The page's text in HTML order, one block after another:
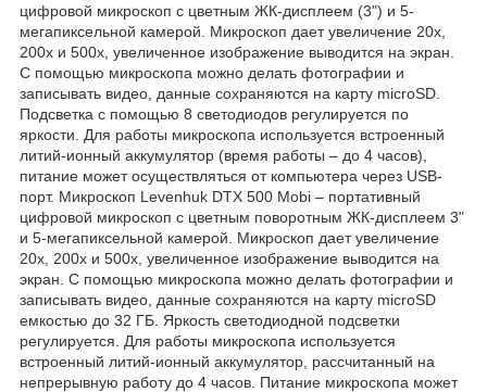
цифровой микроскоп с цветным ЖК-дисплеем (3") и 5-
мегапиксельной камерой. Микроскоп дает увеличение 20x,
200x и 500x, увеличенное изображение выводится на экран.
С помощью микроскопа можно делать фотографии и
записывать видео, данные сохраняются на карту microSD.
Подсветка с помощью 8 светодиодов регулируется по
яркости. Для работы микроскопа используется встроенный
литий-ионный аккумулятор (время работы – до 4 часов),
питание может осуществляться от компьютера через USB-
порт. Микроскоп Levenhuk DTX 500 Mobi – портативный
цифровой микроскоп с цветным поворотным ЖК-дисплеем 3"
и 5-мегапиксельной камерой. Микроскоп дает увеличение
20x, 200x и 500x, увеличенное изображение выводится на
экран. С помощью микроскопа можно делать фотографии и
записывать видео, данные сохраняются на карту microSD
емкостью до 32 ГБ. Яркость светодиодной подсветки
регулируется. Для работы микроскопа используется
встроенный литий-ионный аккумулятор, рассчитанный на
непрерывную работу до 4 часов. Питание микроскопа может